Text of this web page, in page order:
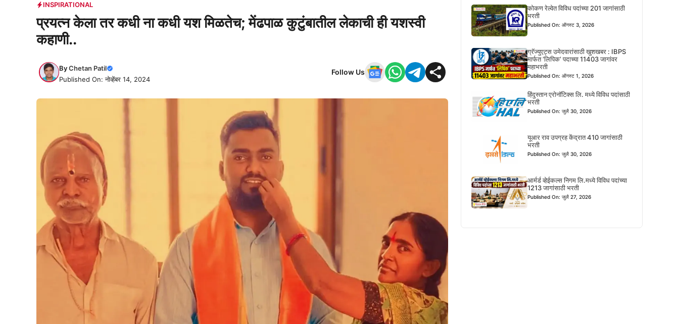
INSPIRATIONAL
प्रयत्न केला तर कधी ना कधी यश मिळतेच; मेंढपाळ कुटुंबातील लेकाची ही यशस्वी
कहाणी..
ByChetan Patil
Published On: नोव्हेंबर 14, 2024
Follow Us
कोकण रेल्वेत विविध पदांच्या 201 जागांसाठी
भरती
Published On: ऑगस्ट 3, 2026
ग्रॅज्युएट्स उमेदवारांसाठी खुशखबर : IBPS
मार्फत ‘लिपिक’ पदाच्या 11403 जागांवर
महाभरती
Published On: ऑगस्ट 1, 2026
हिंदुस्तान एरोनॉटिक्स लि. मध्ये विविध पदांसाठी
भरती
Published On: जुलै 30, 2026
यूआर राव उपग्रह केंद्रात 410 जागांसाठी
भरती
Published On: जुलै 30, 2026
आर्मर्ड व्हेईकल्स निगम लि.मध्ये विविध पदांच्या
1213 जागांसाठी भरती
Published On: जुलै 27, 2026